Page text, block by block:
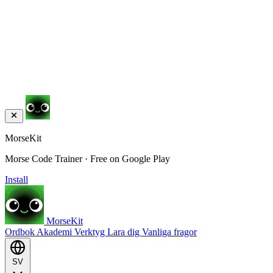
MorseKit
Morse Code Trainer · Free on Google Play
Install
MorseKit
Ordbok Akademi Verktyg Lara dig Vanliga fragor